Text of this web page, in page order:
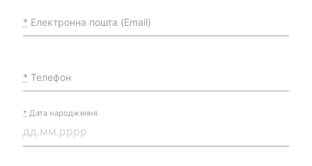
* Електронна пошта (Email)
* Телефон
* Дата народження